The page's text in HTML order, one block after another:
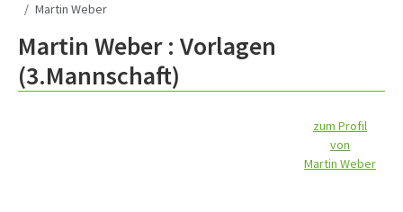
Martin Weber
Martin Weber : Vorlagen
(3.Mannschaft)
zum Profil
von
Martin Weber